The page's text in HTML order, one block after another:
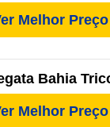
Melhor Preço
Bahia
Melhor Preço